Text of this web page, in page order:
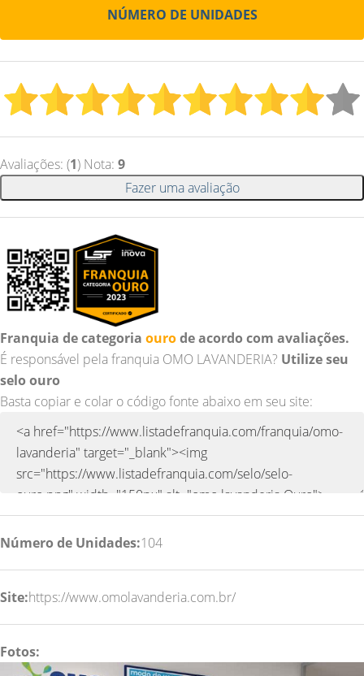
NÚMERO DE UNIDADES
Avaliações: (1) Nota: 9
Fazer uma avaliação
Franquia de categoria ourode acordo com avaliações.
É responsável pela franquia OMO LAVANDERIA? Utilize seu
selo ouro
Basta copiar e colar o código fonte abaixo em seu site:
Número de Unidades:104
Site:https://www.omolavanderia.com.br/
Fotos: